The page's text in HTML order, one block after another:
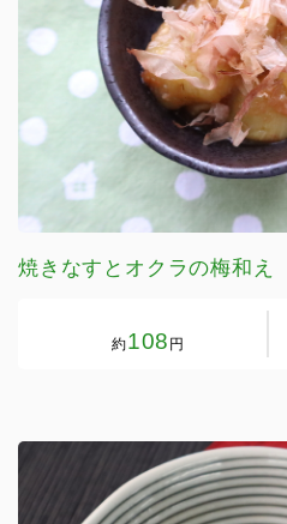
焼きなすとオクラの梅和え
約108 円